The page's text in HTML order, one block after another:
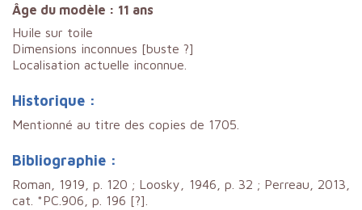
Âge du modèle : 11 ans
Huile sur toile
Dimensions inconnues [buste ?]
Localisation actuelle inconnue.
Historique :
Mentionné au titre des copies de 1705.
Bibliographie :
Roman, 1919, p. 120 ; Loosky, 1946, p. 32 ; Perreau, 2013,
cat. *PC.906, p. 196 [?].